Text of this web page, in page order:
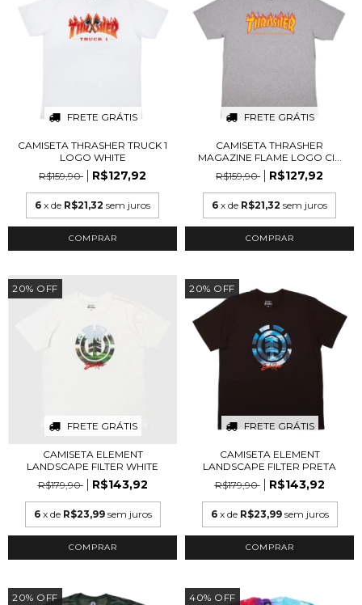
FRETE GRÁTIS
CAMISETA THRASHER TRUCK 1
LOGO WHITE
R$159,90
R$127,92
6 x de R$21,32 sem juros
COMPRAR
FRETE GRÁTIS
CAMISETA THRASHER
MAGAZINE FLAME LOGO CI...
R$159,90
R$127,92
6 x de R$21,32 sem juros
COMPRAR
20% OFF
FRETE GRÁTIS
CAMISETA ELEMENT
LANDSCAPE FILTER WHITE
R$179,90
R$143,92
6 x de R$23,99 sem juros
COMPRAR
20% OFF
FRETE GRÁTIS
CAMISETA ELEMENT
LANDSCAPE FILTER PRETA
R$179,90
R$143,92
6 x de R$23,99 sem juros
COMPRAR
20% OFF 40% OFF